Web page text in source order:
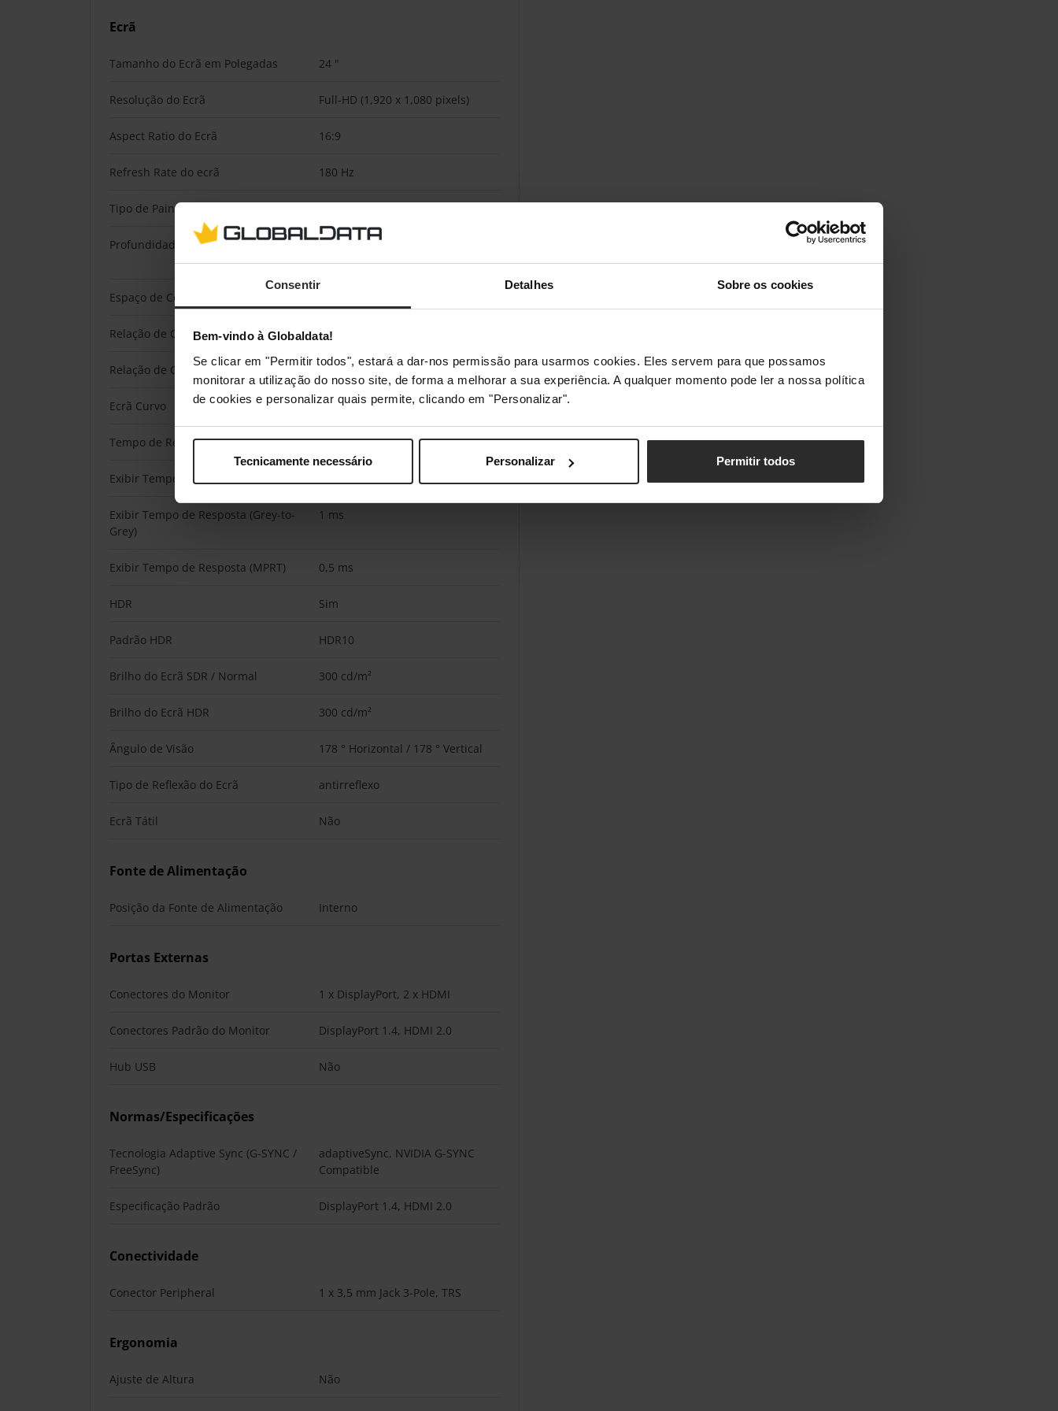
Consentir Detalhes Sobre os cookies
Bem-vindo à Globaldata!
Se clicar em "Permitir todos", estará a dar-nos permissão para usarmos cookies. Eles servem para que possamos
monitorar a utilização do nosso site, de forma a melhorar a sua experiência. A qualquer momento pode ler a nossa política
de cookies e personalizar quais permite, clicando em "Personalizar".
Tecnicamente necessário Personalizar Permitir todos
Ecrã
Tamanho do Ecrã em Polegadas 24 "
Resolução do Ecrã Full-HD (1,920 x 1,080 pixels)
Aspect Ratio do Ecrã 16:9
Refresh Rate do ecrã 180 Hz
Tipo de Painel de Ecrã
Profundidade da Cor
máx. 16,7 milhões de cores (8
bits)
Espaço de Cor
Relação de Contraste (Dinâmico) 80.000.000:1
Relação de Contraste (Estático) 1.000:1
Ecrã Curvo Não
Tempo de Resposta do Ecrã 0.5 ms (MPRT), 1 ms (grey-to-grey)
Exibir Tempo de Resposta
Exibir Tempo de Resposta (Grey-to-
Grey)
1 ms
Exibir Tempo de Resposta (MPRT) 0,5 ms
HDR Sim
Padrão HDR HDR10
Brilho do Ecrã SDR / Normal 300 cd/m²
Brilho do Ecrã HDR 300 cd/m²
Ângulo de Visão 178 ° Horizontal / 178 ° Vertical
Tipo de Reflexão do Ecrã antirreflexo
Ecrã Tátil Não
Fonte de Alimentação
Posição da Fonte de Alimentação Interno
Portas Externas
Conectores do Monitor 1 x DisplayPort, 2 x HDMI
Conectores Padrão do Monitor DisplayPort 1.4, HDMI 2.0
Hub USB Não
Normas/Especificações
Tecnologia Adaptive Sync (G-SYNC /
FreeSync)
adaptiveSync, NVIDIA G-SYNC
Compatible
Especificação Padrão DisplayPort 1.4, HDMI 2.0
Conectividade
Conector Peripheral 1 x 3,5 mm Jack 3-Pole, TRS
Ergonomia
Ajuste de Altura Não